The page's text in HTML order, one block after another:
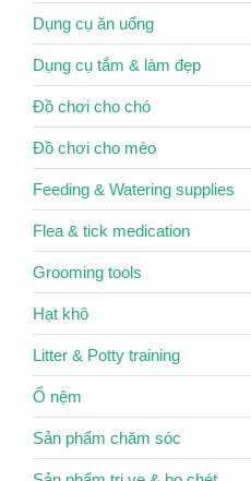
Dụng cụ ăn uống
Dụng cụ tắm & làm đẹp
Đồ chơi cho chó
Đồ chơi cho mèo
Feeding & Watering supplies
Flea & tick medication
Grooming tools
Hạt khô
Litter & Potty training
Ổ nệm
Sản phẩm chăm sóc